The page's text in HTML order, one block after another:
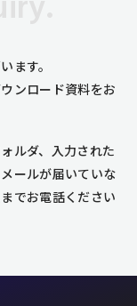
ます。
ンロード資料をお
ルダ、入力された
メールが届いていな
でお電話ください